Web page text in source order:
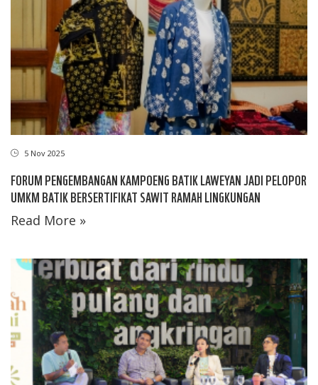
5 Nov 2025
FORUM PENGEMBANGAN KAMPOENG BATIK LAWEYAN JADI PELOPOR
UMKM BATIK BERSERTIFIKAT SAWIT RAMAH LINGKUNGAN
Read More »